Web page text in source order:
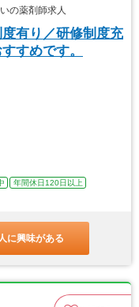
の薬剤師求人
度有り／研修制度充
すめです。
年間休日120日以上
に興味がある